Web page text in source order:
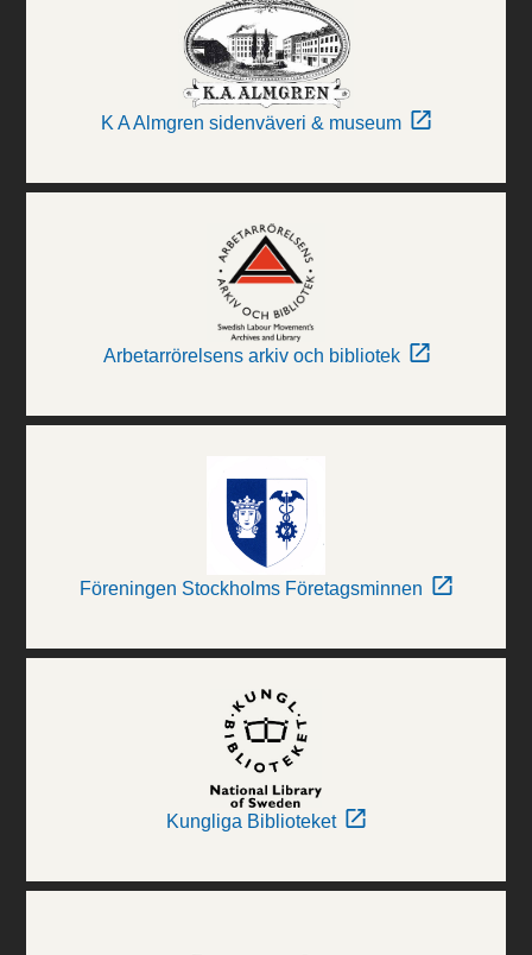
K A Almgren sidenväveri & museum
Arbetarrörelsens arkiv och bibliotek
Föreningen Stockholms Företagsminnen
Kungliga Biblioteket